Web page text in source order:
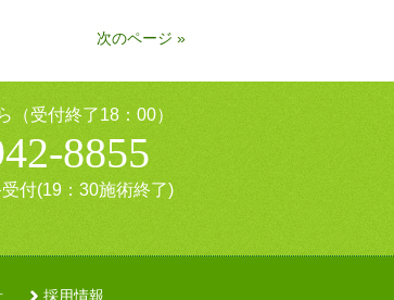
次のページ »
（受付終了18：00）
8855
付(19：30施術終了)
採用情報